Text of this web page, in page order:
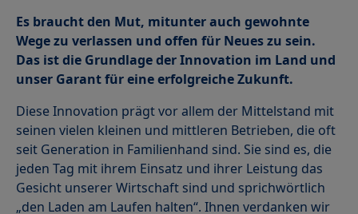
Es braucht den Mut, mitunter auch gewohnte
Wege zu verlassen und offen für Neues zu sein.
Das ist die Grundlage der Innovation im Land und
unser Garant für eine erfolgreiche Zukunft.
Diese Innovation prägt vor allem der Mittelstand mit
seinen vielen kleinen und mittleren Betrieben, die oft
seit Generation in Familienhand sind. Sie sind es, die
jeden Tag mit ihrem Einsatz und ihrer Leistung das
Gesicht unserer Wirtschaft sind und sprichwörtlich
„den Laden am Laufen halten“. Ihnen verdanken wir